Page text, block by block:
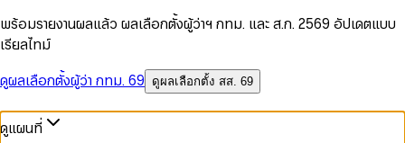
พร้อมรายงานผลแล้ว ผลเลือกตั้งผู้ว่าฯ กทม. และ ส.ก. 2569 อัปเดตแบบ
เรียลไทม์
ดูผลเลือกตั้งผู้ว่า กทม. 69
ดูผลเลือกตั้ง สส. 69
ดูแผนที่